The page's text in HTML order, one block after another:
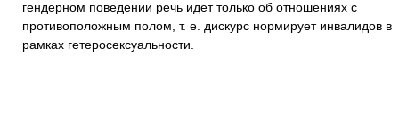
гендерном поведении речь идет только об отношениях с
противоположным полом, т. е. дискурс нормирует инвалидов в
рамках гетеросексуальности.